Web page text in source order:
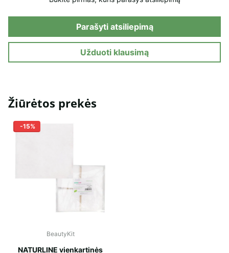
Parašyti atsiliepimą
Užduoti klausimą
Žiūrėtos prekės
-15%
BeautyKit
NATURLINE vienkartinės